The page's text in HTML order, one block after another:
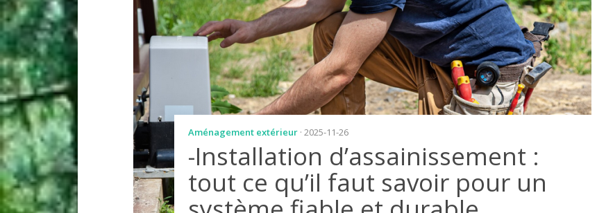
Aménagement extérieur · 2025-11-26
-Installation d’assainissement :
tout ce qu’il faut savoir pour un